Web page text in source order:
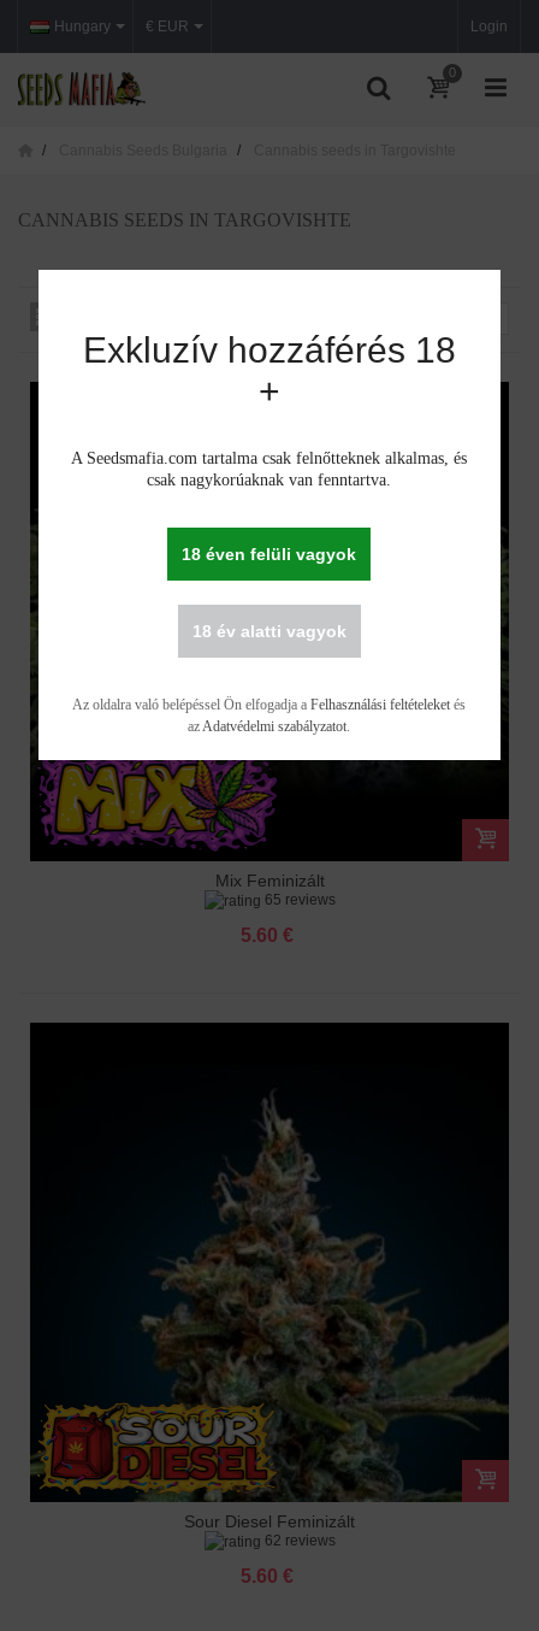
Hungary Login
€ EUR
0
CANNABIS SEEDS IN TARGOVISHTE
Mix Feminizált
65 reviews
5.60 €
Sour Diesel Feminizált
62 reviews
5.60 €
Exkluzív hozzáférés 18
+
A Seedsmafia.com tartalma csak felnőtteknek alkalmas, és
csak nagykorúaknak van fenntartva.
18 éven felüli vagyok
18 év alatti vagyok
Az oldalra való belépéssel Ön elfogadja aFelhasználási feltételeket és
azAdatvédelmi szabályzatot.